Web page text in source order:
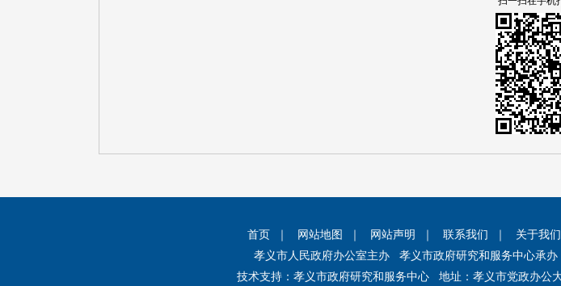
首页 网站地图 网站声明 联系我们
关于我们
孝义市人民政府办公室主办 孝义市政府研究和服务中心承办
技术支持：孝义市政府研究和服务中心 地址：孝义市党政办公